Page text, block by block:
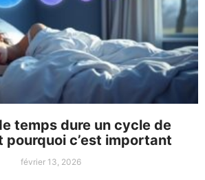
temps dure un cycle de
pourquoi c’est important
février 13, 2026